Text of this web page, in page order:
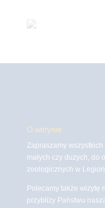
O witrynie
Zapraszamy
małych czy dużych,
zoologicznych w
Polecamy także wizytę
przybliży Państwu